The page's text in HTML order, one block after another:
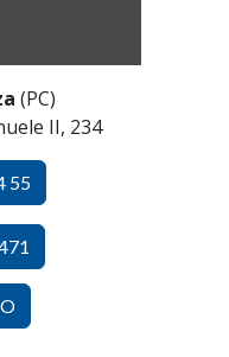
(PC)
II, 234
55